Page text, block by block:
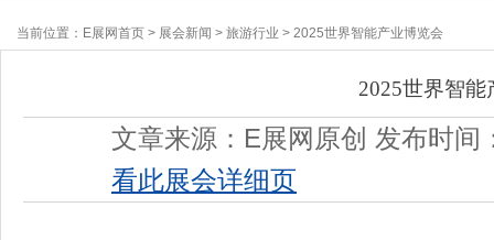
当前位置： E展网首页 > 展会新闻 > 旅游行业 > 2025世界智能产业博览会
2025世界智能
文章来源：E展网原创 发布时间
看此展会详细页